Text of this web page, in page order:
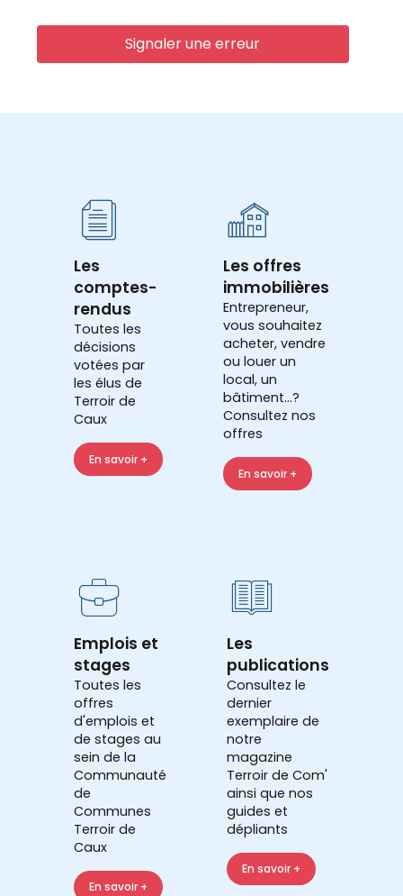
Signaler une erreur
Les
comptes-
rendus
Toutes les
décisions
votées par
les élus de
Terroir de
Caux
En savoir +
Les offres
immobilières
Entrepreneur,
vous souhaitez
acheter, vendre
ou louer un
local, un
bâtiment...?
Consultez nos
offres
En savoir +
Emplois et
stages
Toutes les
offres
d'emplois et
de stages au
sein de la
Communauté
de
Communes
Terroir de
Caux
En savoir +
Les
publications
Consultez le
dernier
exemplaire de
notre
magazine
Terroir de Com'
ainsi que nos
guides et
dépliants
En savoir +